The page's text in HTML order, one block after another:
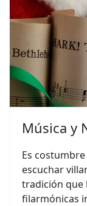
Música y
Es
escuchar
tradición que
filarmónicas